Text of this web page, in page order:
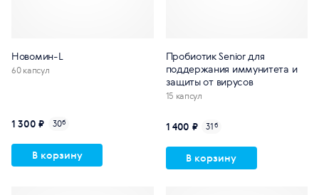
Новомин-L
60 капсул
1 300 ₽ 30б
В корзину
Пробиотик Senior для
поддержания иммунитета и
защиты от вирусов
15 капсул
1 400 ₽ 31б
В корзину